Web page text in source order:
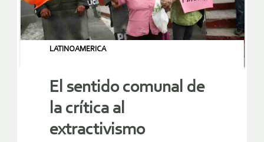
LATINOAMERICA
El sentido comunal de
la crítica al
extractivismo